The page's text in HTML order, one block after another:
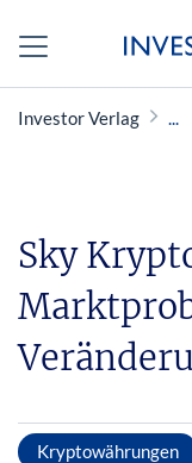
Investor Verlag
Sky
Kryptowährungen